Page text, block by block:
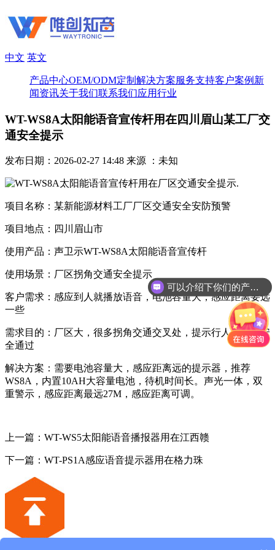
中文 英文
产品中心OEM/ODM定制 解决方案服务支持客户案例 新
闻资讯关于我们联系我们应用行业
WT-WS8A太阳能语音宣传杆用在四川眉山某工厂交
通安全提示
发布日期：2026-02-27 14:48 来源 ：未知
项目名称：某新能源材料工厂厂区交通安全安防预警
项目地点：四川眉山市
使用产品：声卫示WT-WS8A太阳能语音宣传杆
使用场景：厂区拐角交通安全提示
客户需求：感应到人就播放语音，电池容量大，感应距离要远
一些
需求目的：厂区大，很多拐角交通交叉处，提示行人或车辆安
全通过
解决方案：需要电池容量大，感应距离远的提示器，推荐
WS8A，内置10AH大容量电池，待机时间长。声光一体，双
重警示，感应距离最远27M，感应距离可调。
上一篇：WT-WS5太阳能语音播报器用在江西赣
下一篇：WT-PS1A感应语音提示器用在格力珠
可以介绍下你们的产品么？